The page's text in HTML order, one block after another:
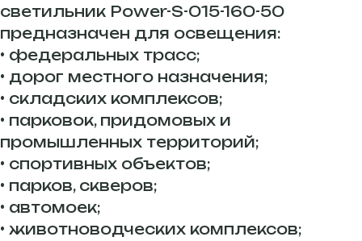
светильник Power-S-015-160-50
предназначен для освещения:
• федеральных трасс;
• дорог местного назначения;
• складских комплексов;
• парковок, придомовых и
промышленных территорий;
• спортивных объектов;
• парков, скверов;
• автомоек;
• животноводческих комплексов;